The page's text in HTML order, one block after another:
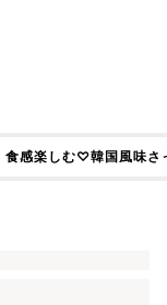
食感楽しむ♡韓国風味さ